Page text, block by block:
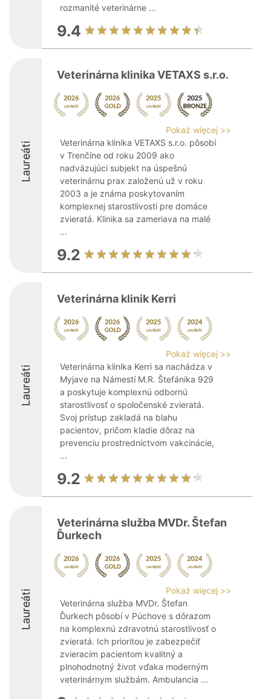
rozmanité veterinárne ...
9.4
Laureáti
Veterinárna klinika VETAXS s.r.o.
Pokaż więcej >>
Veterinárna klinika VETAXS s.r.o. pôsobí
v Trenčíne od roku 2009 ako
nadväzujúci subjekt na úspešnú
veterinárnu prax založenú už v roku
2003 a je známa poskytovaním
komplexnej starostlivosti pre domáce
zvieratá. Klinika sa zameriava na malé
...
9.2
Laureáti
Veterinárna klinik Kerri
Pokaż więcej >>
Veterinárna klinika Kerri sa nachádza v
Myjave na Námestí M.R. Štefánika 929
a poskytuje komplexnú odbornú
starostlivosť o spoločenské zvieratá.
Svoj prístup zakladá na blahu
pacientov, pričom kladie dôraz na
prevenciu prostredníctvom vakcinácie,
...
9.2
Laureáti
Veterinárna služba MVDr. Štefan
Ďurkech
Pokaż więcej >>
Veterinárna služba MVDr. Štefan
Ďurkech pôsobí v Púchove s dôrazom
na komplexnú zdravotnú starostlivosť o
zvieratá. Ich prioritou je zabezpečiť
zvieracím pacientom kvalitný a
plnohodnotný život vďaka moderným
veterinárnym službám. Ambulancia ...